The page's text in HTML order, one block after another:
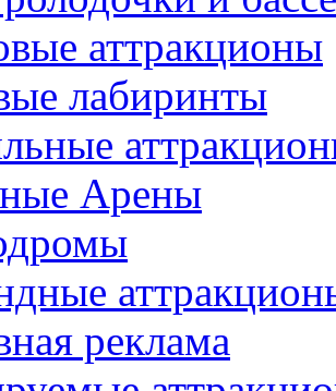
аттракционы
лабиринты
Арены
реклама